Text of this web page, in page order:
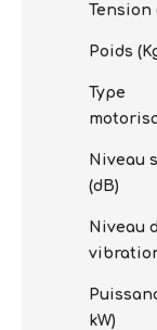
Tension
Poids
Type
Niveau
(dB)
Niveau
kW)